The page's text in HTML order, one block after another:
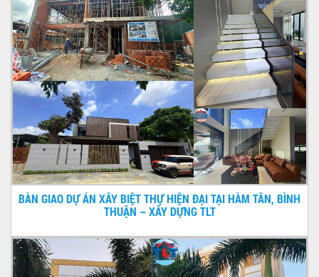
BÀN GIAO DỰ ÁN XÂY BIỆT THỰ HIỆN ĐẠI TẠI HÀM TÂN, BÌNH
THUẬN – XÂY DỰNG TLT